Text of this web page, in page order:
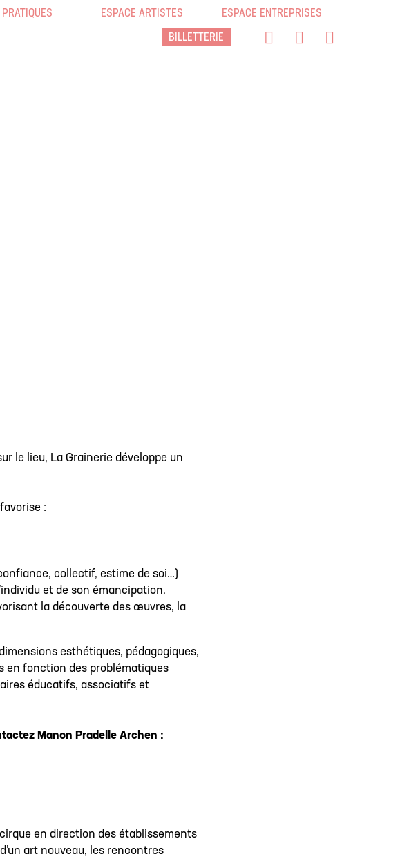
BILLETTERIE
PRATIQUES ESPACE ARTISTES ESPACE ENTREPRISES
le lieu, La Grainerie développe un
:
collectif, estime de soi…)
et de son émancipation.
la découverte des œuvres, la
esthétiques, pédagogiques,
en fonction des problématiques
éducatifs, associatifs et
Manon Pradelle Archen :
en direction des établissements
art nouveau, les rencontres